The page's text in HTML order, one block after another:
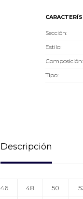
Sección
Estilo
Composición
Tipo
Descripción
46 48 50